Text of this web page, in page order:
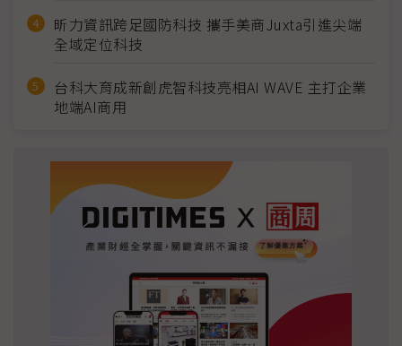
昕力資訊跨足國防科技 攜手美商Juxta引進尖端
全域定位科技
台科大育成新創虎智科技亮相AI WAVE 主打企業
地端AI商用